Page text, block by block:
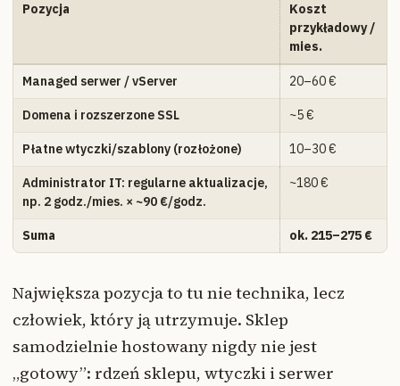
Pozycja
Koszt
przykładowy /
mies.
Managed serwer / vServer 20–60 €
Domena i rozszerzone SSL ~5 €
Płatne wtyczki/szablony (rozłożone) 10–30 €
Administrator IT: regularne aktualizacje,
np. 2 godz./mies. × ~90 €/godz.
~180 €
Suma ok. 215–275 €
Największa pozycja to tu nie technika, lecz
człowiek, który ją utrzymuje. Sklep
samodzielnie hostowany nigdy nie jest
„gotowy”: rdzeń sklepu, wtyczki i serwer